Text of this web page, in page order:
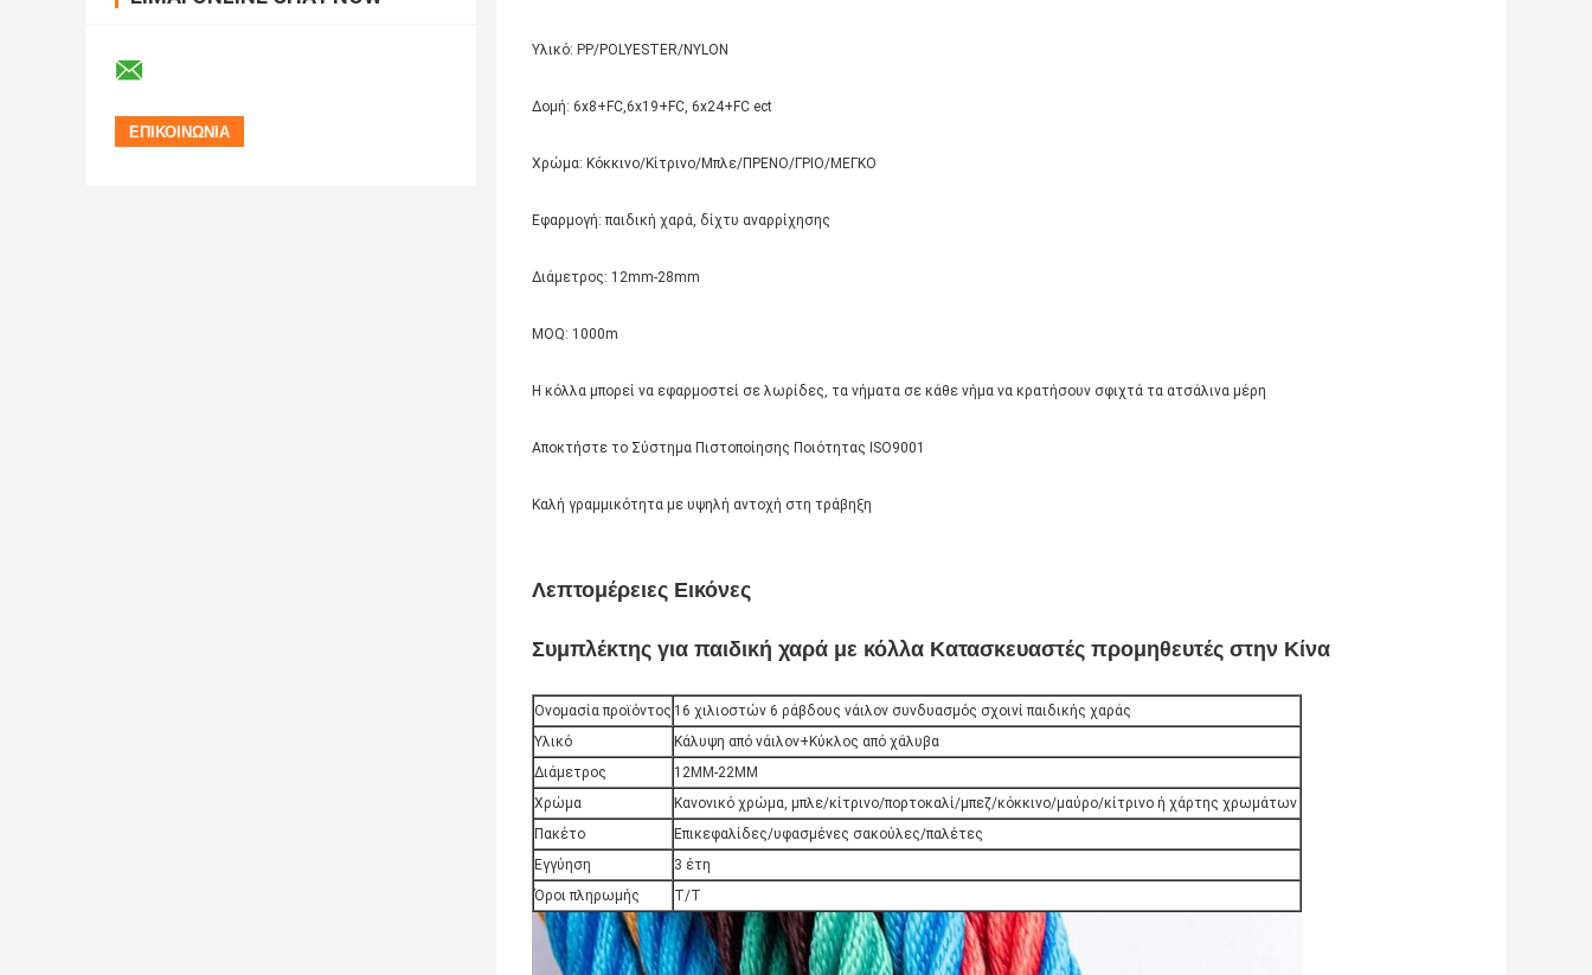
Υλικό: PP/POLYESTER/NYLON
Δομή: 6x8+FC,6x19+FC, 6x24+FC ect
Χρώμα: Κόκκινο/Κίτρινο/Μπλε/ΠΡΕΝΟ/ΓΡΙΟ/ΜΕΓΚΟ
Εφαρμογή: παιδική χαρά, δίχτυ αναρρίχησης
Διάμετρος: 12mm-28mm
MOQ: 1000m
Η κόλλα μπορεί να εφαρμοστεί σε λωρίδες, τα νήματα σε κάθε νήμα να κρατήσουν σφιχτά τα ατσάλινα μέρη
Αποκτήστε το Σύστημα Πιστοποίησης Ποιότητας ISO9001
Καλή γραμμικότητα με υψηλή αντοχή στη τράβηξη
Λεπτομέρειες Εικόνες
Συμπλέκτης για παιδική χαρά με κόλλα Κατασκευαστές προμηθευτές στην Κίνα
Ονομασία προϊόντος 16 χιλιοστών 6 ράβδους νάιλον συνδυασμός σχοινί παιδικής χαράς
Υλικό
Κάλυψη από νάιλον+Κύκλος από χάλυβα
Διάμετρος
12MM-22MM
Χρώμα
Κανονικό χρώμα, μπλε/κίτρινο/πορτοκαλί/μπεζ/κόκκινο/μαύρο/κίτρινο ή χάρτης χρωμάτων
Πακέτο
Επικεφαλίδες/υφασμένες σακούλες/παλέτες
Εγγύηση
3 έτη
Όροι πληρωμής
Τ/Τ